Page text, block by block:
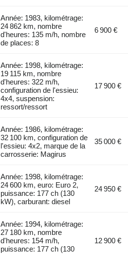
Année: 1983, kilométrage:
24 862 km, nombre
d'heures: 135 m/h, nombre
de places: 8
6 900 €
Année: 1998, kilométrage:
19 115 km, nombre
d'heures: 322 m/h,
configuration de l'essieu:
4x4, suspension:
ressort/ressort
17 900 €
Année: 1986, kilométrage:
32 100 km, configuration de
l'essieu: 4x2, marque de la
carrosserie: Magirus
35 000 €
Année: 1998, kilométrage:
24 600 km, euro: Euro 2,
puissance: 177 ch (130
kW), carburant: diesel
24 950 €
Année: 1994, kilométrage:
27 180 km, nombre
d'heures: 154 m/h,
puissance: 177 ch (130
12 900 €